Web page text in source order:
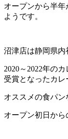
オープンから半
ようです。
沼津店は静岡県内
2020～ 2022年のカ
受賞となったカレ
オススメの食パン
オープン初日から